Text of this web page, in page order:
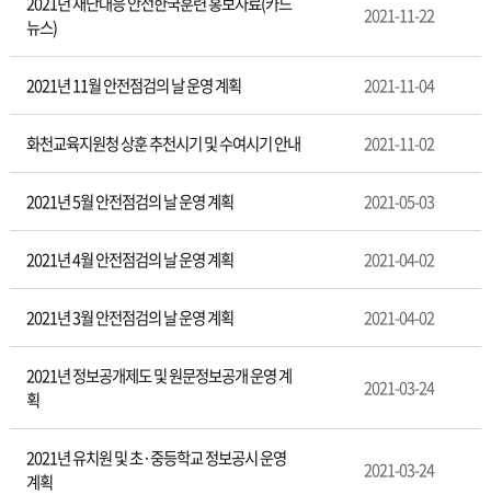
뉴스)
2021-11-22
2021년 11월 안전점검의 날 운영 계획 2021-11-04
화천교육지원청 상훈 추천시기 및 수여시기 안내 2021-11-02
2021년 5월 안전점검의 날 운영 계획 2021-05-03
2021년 4월 안전점검의 날 운영 계획 2021-04-02
2021년 3월 안전점검의 날 운영 계획 2021-04-02
2021년 정보공개제도 및 원문정보공개 운영 계
획
2021-03-24
2021년 유치원 및 초·중등학교 정보공시 운영
계획
2021-03-24